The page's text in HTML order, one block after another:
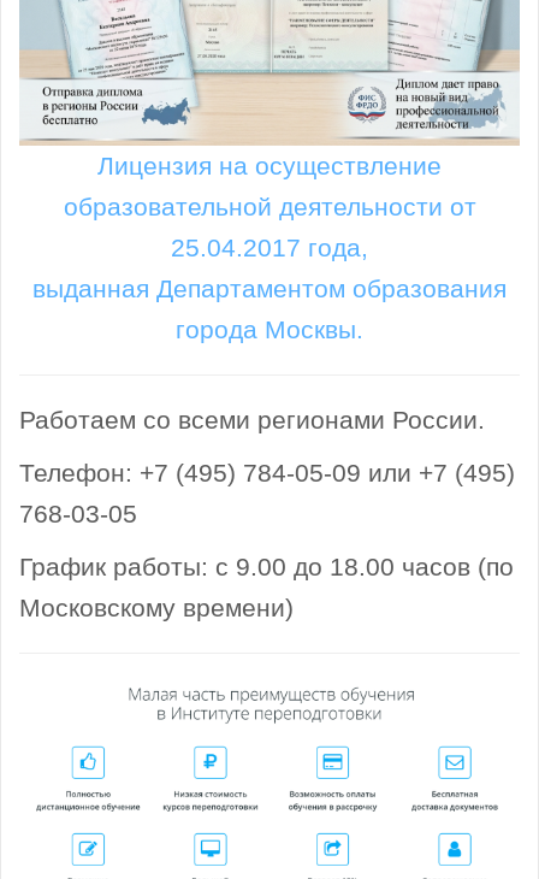
Лицензия на осуществление
образовательной деятельности от
25.04.2017 года,
выданная Департаментом образования
города Москвы.
Работаем со всеми регионами России.
Телефон: +7 (495) 784-05-09 или +7 (495)
768-03-05
График работы: с 9.00 до 18.00 часов (по
Московскому времени)